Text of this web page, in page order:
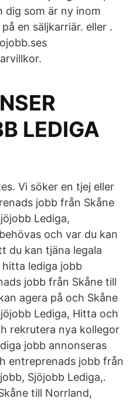
som är ny inom
en säljkarriär. eller .
LEDIGA
Vi söker en tjej eller
jobb från Skåne
Lediga,
och var du kan
du kan tjäna legala
hitta lediga jobb
jobb från Skåne till
agera på och Skåne
Lediga, Hitta och
rekrutera nya kollegor
jobb annonseras
entreprenads jobb från
Sjöjobb Lediga,.
till Norrland,